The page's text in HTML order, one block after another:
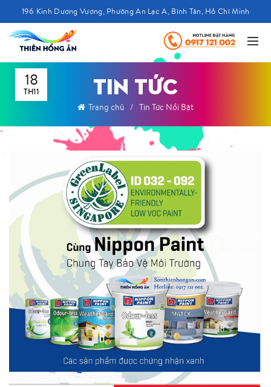
196 Kinh Dương Vương, Phường An Lạc A, Bình Tân, Hồ Chí Minh
TIN TỨC
Trang chủ Tin Tức Nổi Bật
18
TH11